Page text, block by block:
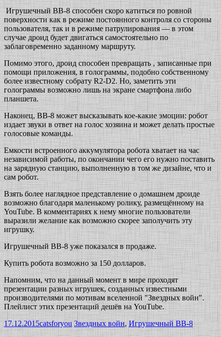
Игрушечный BB-8 способен скоро катиться по ровной
поверхности как в режиме постоянного контроля со стороны
пользователя, так и в режиме патрулирования — в этом
случае дроид будет двигаться самостоятельно по
заблаговременно заданному маршруту.
Помимо этого, дроид способен превращать , записанные при
помощи приложения, в голограммы, подобно собственному
более известному собрату R2-D2. Но, заметить эти
голограммы возможно лишь на экране смартфона либо
планшета.
Наконец, BB-8 может высказывать кое-какие эмоции: робот
издает звуки в ответ на голос хозяина и может делать простые
голосовые команды.
Емкости встроенного аккумулятора робота хватает на час
независимой работы, по окончании чего его нужно поставить
на зарядную станцию, выполненную в том же дизайне, что и
сам робот.
Взять более наглядное представление о домашнем дроиде
возможно благодаря маленькому ролику, размещённому на
YouTube. В комментариях к нему многие пользователи
выразили желание как возможно скорее заполучить эту
игрушку.
Игрушечный BB-8 уже показался в продаже.
Купить робота возможно за 150 долларов.
Напомним, что на данный момент в мире проходят
презентации разных игрушек, созданных известными
производителями по мотивам вселенной "Звездных войн".
Плейлист этих презентаций дешёв на YouTube.
17.12.2015catsforyou Звездных войн,Игрушечный BB-8